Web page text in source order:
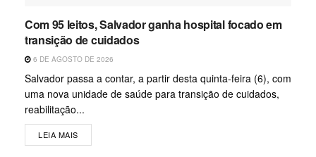
Com 95 leitos, Salvador ganha hospital focado em
transição de cuidados
6 DE AGOSTO DE 2026
Salvador passa a contar, a partir desta quinta-feira (6), com
uma nova unidade de saúde para transição de cuidados,
reabilitação...
LEIA MAIS